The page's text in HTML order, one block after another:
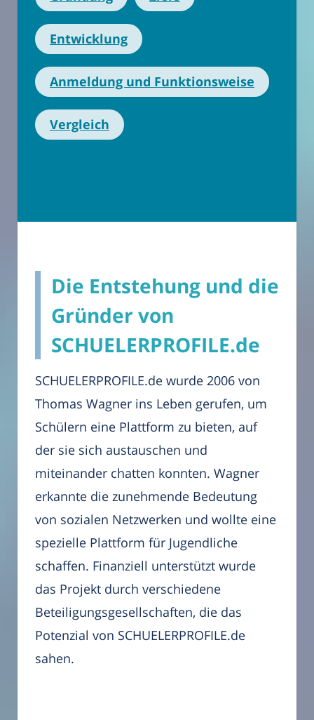
Entwicklung
Anmeldung und Funktionsweise
Vergleich
Die Entstehung und die
Gründer von
SCHUELERPROFILE.de
SCHUELERPROFILE.de wurde 2006 von
Thomas Wagner ins Leben gerufen, um
Schülern eine Plattform zu bieten, auf
der sie sich austauschen und
miteinander chatten konnten. Wagner
erkannte die zunehmende Bedeutung
von sozialen Netzwerken und wollte eine
spezielle Plattform für Jugendliche
schaffen. Finanziell unterstützt wurde
das Projekt durch verschiedene
Beteiligungsgesellschaften, die das
Potenzial von SCHUELERPROFILE.de
sahen.